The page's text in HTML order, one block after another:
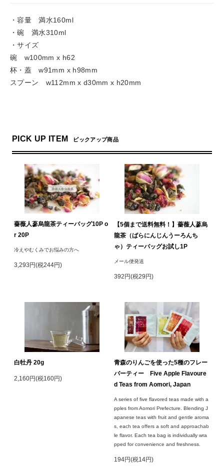
・容量 満水160ml
・碗 満水310ml
・サイズ
碗 w100mm x h62
杯・蓋 w91mm x h98mm
スプーン w112mm x d30mm x h20mm
PICK UP ITEM ピックアップ商品
薔薇人蔘烏龍茶ティーバッグ10P o
r 20P
冷えやむくみでお悩みの方へ
3,293円(税244円)
【5個まで送料無料！】薔薇人蔘烏
龍茶（ばらにんじんうーろんち
ゃ）ティーバッグお試し1P
メール便発送
392円(税29円)
白牡丹 20g
2,160円(税160円)
青森のりんごを使った5種のフレー
バーティー Five Apple Flavoure
d Teas from Aomori, Japan
A series of five flavored teas made with a
pples from Aomori Prefecture. Blending J
apanese teas with fruit and gentle aroma
s, each tea offers a soft and approachab
le flavor. Each tea bag is individually wra
pped for convenience and freshness.
194円(税14円)